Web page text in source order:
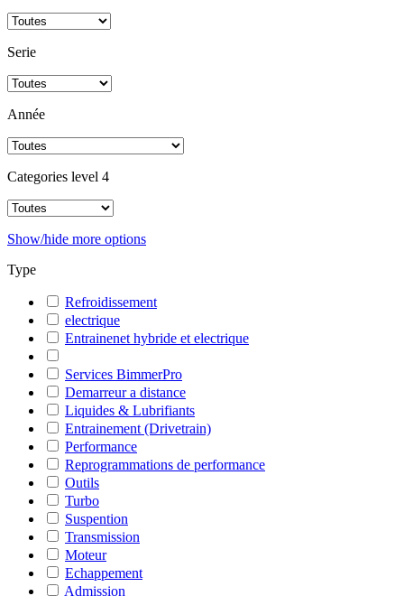
Serie
Année
Categories level 4
Show/hide more options
Type
Refroidissement
electrique
Entrainenet hybride et electrique
Services BimmerPro
Demarreur a distance
Liquides & Lubrifiants
Entrainement (Drivetrain)
Performance
Reprogrammations de performance
Outils
Turbo
Suspention
Transmission
Moteur
Echappement
Admission